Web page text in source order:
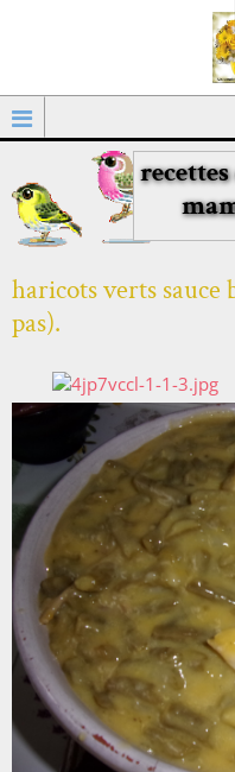
haricots verts sauce
pas).